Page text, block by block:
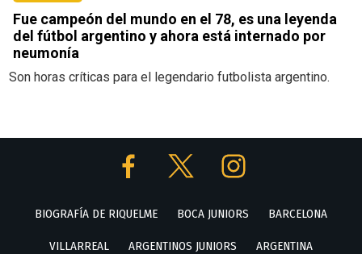
Fue campeón del mundo en el 78, es una leyenda
del fútbol argentino y ahora está internado por
neumonía
Son horas críticas para el legendario futbolista argentino.
BIOGRAFÍA DE RIQUELME BOCA JUNIORS BARCELONA
VILLARREAL ARGENTINOS JUNIORS ARGENTINA